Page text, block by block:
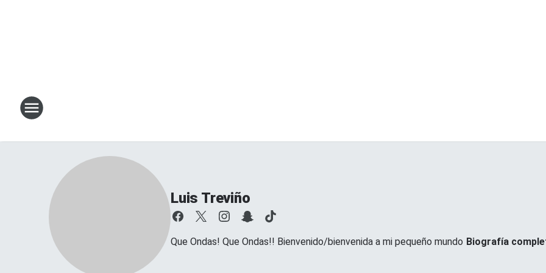
Luis Treviño
Que Ondas! Que Ondas!! Bienvenido/bienvenida a mi pequeño mundo Biografía